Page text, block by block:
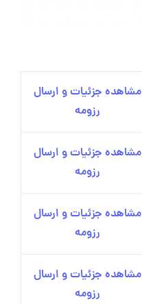
مشاهده جزئیات و ارسال
رزومه
مشاهده جزئیات و ارسال
رزومه
مشاهده جزئیات و ارسال
رزومه
مشاهده جزئیات و ارسال
رزومه